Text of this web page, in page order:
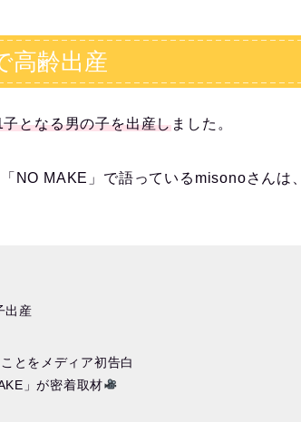
高齢出産
となる男の子を出産しました。
NO MAKE」で語っているmisonoさんは、
出産
とをメディア初告白
」が密着取材